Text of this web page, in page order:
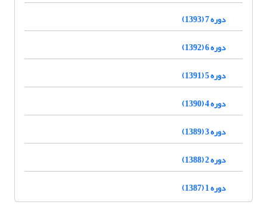
دوره 7 (1393)
دوره 6 (1392)
دوره 5 (1391)
دوره 4 (1390)
دوره 3 (1389)
دوره 2 (1388)
دوره 1 (1387)